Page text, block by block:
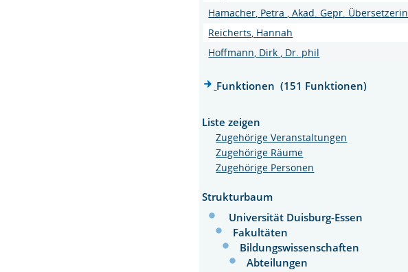
Hamacher, Petra , Akad. Gepr. Übersetzerin
Reicherts, Hannah
Hoffmann, Dirk , Dr. phil
Funktionen (151 Funktionen)
Liste zeigen
Zugehörige Veranstaltungen
Zugehörige Räume
Zugehörige Personen
Strukturbaum
Universität Duisburg-Essen
Fakultäten
Bildungswissenschaften
Abteilungen